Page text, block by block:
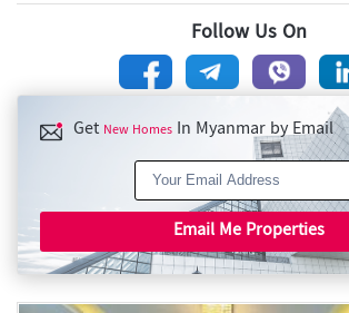
Follow Us On
Get New Homes In Myanmar by Email
Email Me Properties